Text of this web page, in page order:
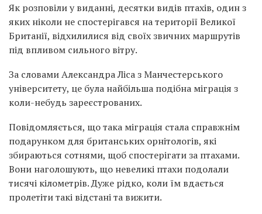
Як розповіли у виданні, десятки видів птахів, один з
яких ніколи не спостерігався на території Великої
Британії, відхилилися від своїх звичних маршрутів
під впливом сильного вітру.
За словами Александра Ліса з Манчестерського
університету, це була найбільша подібна міграція з
коли-небудь зареєстрованих.
Повідомляється, що така міграція стала справжнім
подарунком для британських орнітологів, які
збираються сотнями, щоб спостерігати за птахами.
Вони наголошують, що невеликі птахи подолали
тисячі кілометрів. Дуже рідко, коли їм вдається
пролетіти такі відстані та вижити.